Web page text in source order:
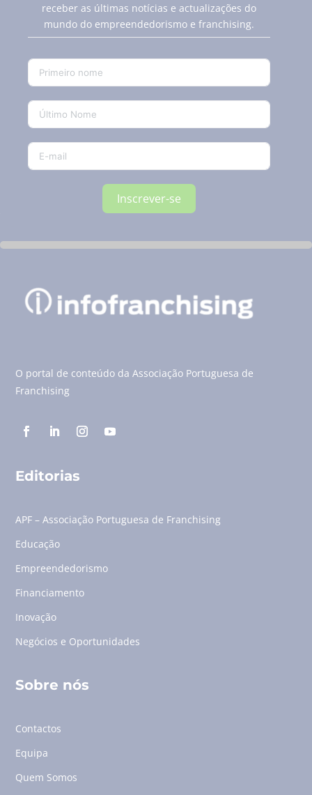
receber as últimas notícias e actualizações do
mundo do empreendedorismo e franchising.
Inscrever-se
O portal de conteúdo da Associação Portuguesa de
Franchising
Editorias
APF – Associação Portuguesa de Franchising
Educação
Empreendedorismo
Financiamento
Inovação
Negócios e Oportunidades
Sobre nós
Contactos
Equipa
Quem Somos